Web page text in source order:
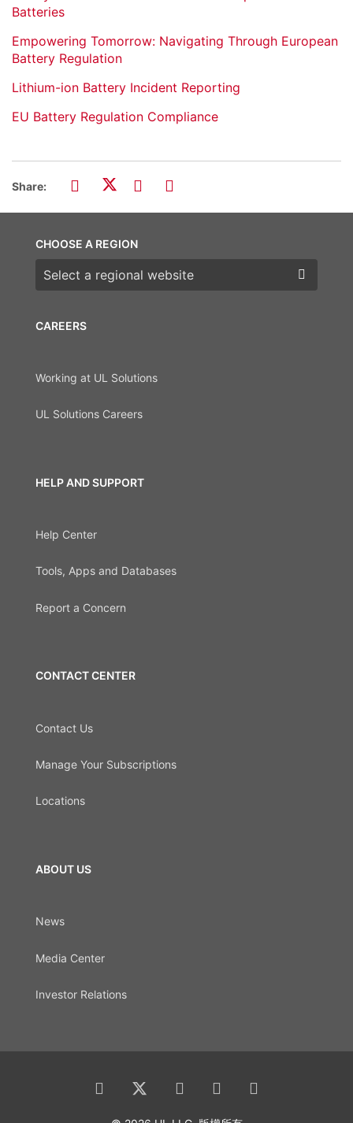
Batteries
Empowering Tomorrow: Navigating Through European
Battery Regulation
Lithium-ion Battery Incident Reporting
EU Battery Regulation Compliance
Share:
CAREERS
Working at UL Solutions
UL Solutions Careers
HELP AND SUPPORT
Help Center
Tools, Apps and Databases
Report a Concern
CONTACT CENTER
Contact Us
Manage Your Subscriptions
Locations
ABOUT US
News
Media Center
Investor Relations
CHOOSE A REGION
Choose a region